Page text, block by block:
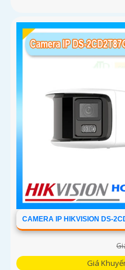
CAMERA IP HIKVISION DS-
Giá